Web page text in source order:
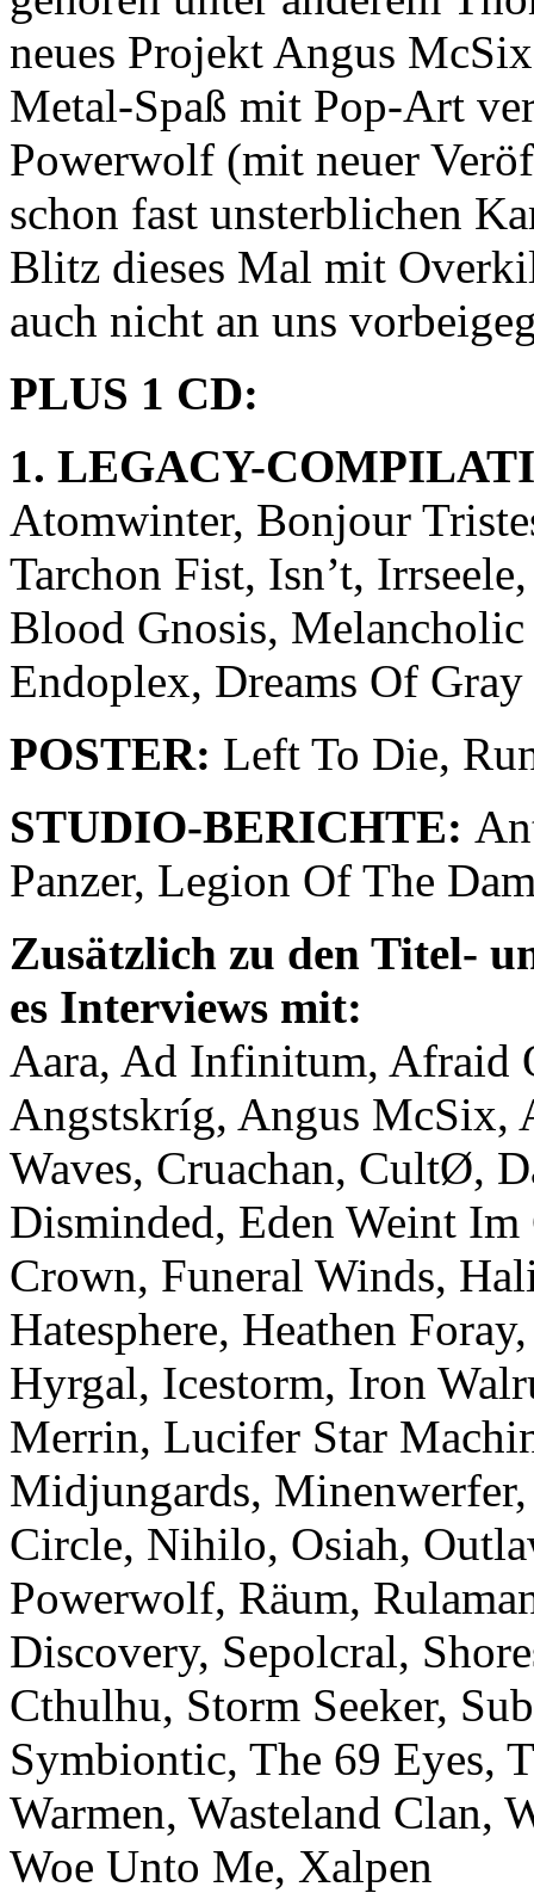
neues Projekt Angus
Metal-Spaß mit Pop-Art
Powerwolf (mit neuer
schon fast unsterblichen
Blitz dieses Mal mit
auch nicht an uns
PLUS 1 CD:
1. LEGACY-
Atomwinter, Bonjour
Tarchon Fist, Isn’t,
Blood Gnosis, Melancholic
Endoplex, Dreams Of Gray
POSTER: Left To Die,
STUDIO-BERICHTE:
Panzer, Legion Of The
Zusätzlich zu den Titel-
es Interviews mit:
Aara, Ad Infinitum, Afraid
Angstskríg, Angus McSix,
Waves, Cruachan, CultØ,
Disminded, Eden Weint
Crown, Funeral Winds,
Hatesphere, Heathen
Hyrgal, Icestorm, Iron
Merrin, Lucifer Star
Midjungards,
Circle, Nihilo, Osiah,
Powerwolf, Räum,
Discovery, Sepolcral,
Cthulhu, Storm Seeker,
Symbiontic, The 69 Eyes,
Warmen, Wasteland Clan,
Woe Unto Me, Xalpen